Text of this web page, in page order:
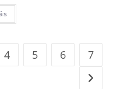
4 5 6 7